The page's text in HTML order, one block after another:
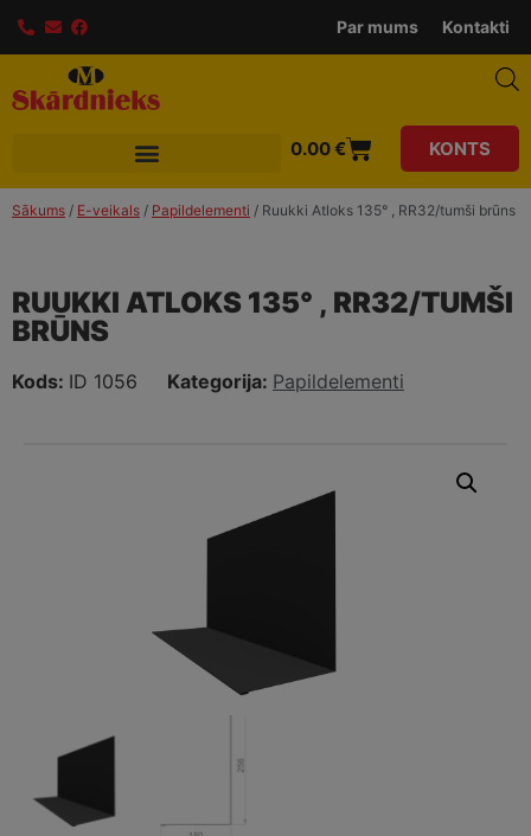
Par mums Kontakti
0.00€ KONTS
Sākums / E-veikals / Papildelementi / Ruukki Atloks 135° , RR32/tumši brūns
RUUKKI ATLOKS 135° , RR32/TUMŠI
BRŪNS
Kods: ID 1056 Kategorija: Papildelementi